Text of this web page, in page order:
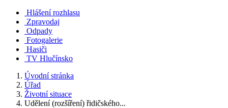
Hlášení rozhlasu
Zpravodaj
Odpady
Fotogalerie
Hasiči
TV Hlučínsko
Úvodní stránka
Úřad
Životní situace
Udělení (rozšíření) řidičského...